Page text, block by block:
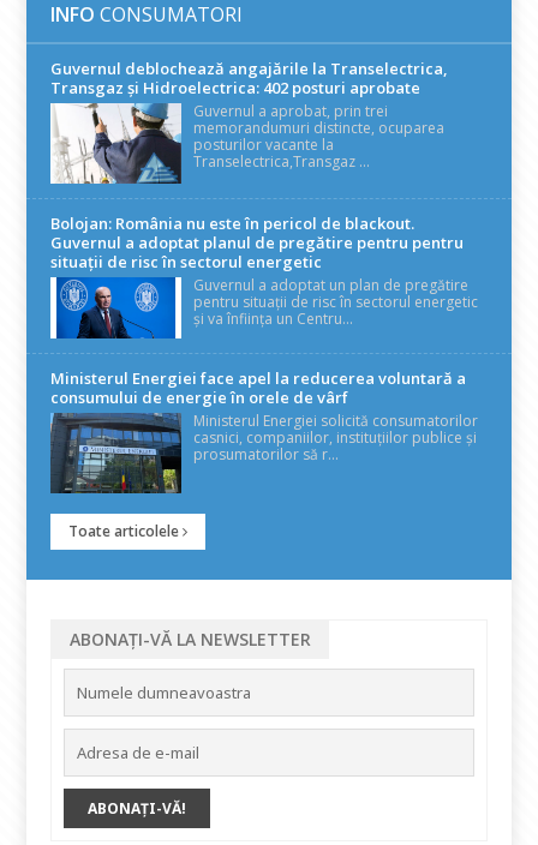
INFO CONSUMATORI
Guvernul deblochează angajările la Transelectrica,
Transgaz și Hidroelectrica: 402 posturi aprobate
Guvernul a aprobat, prin trei
memorandumuri distincte, ocuparea
posturilor vacante la
Transelectrica,Transgaz ...
Bolojan: România nu este în pericol de blackout.
Guvernul a adoptat planul de pregătire pentru pentru
situații de risc în sectorul energetic
Guvernul a adoptat un plan de pregătire
pentru situații de risc în sectorul energetic
și va înființa un Centru...
Ministerul Energiei face apel la reducerea voluntară a
consumului de energie în orele de vârf
Ministerul Energiei solicită consumatorilor
casnici, companiilor, instituțiilor publice și
prosumatorilor să r...
Toate articolele
ABONAȚI-VĂ LA NEWSLETTER